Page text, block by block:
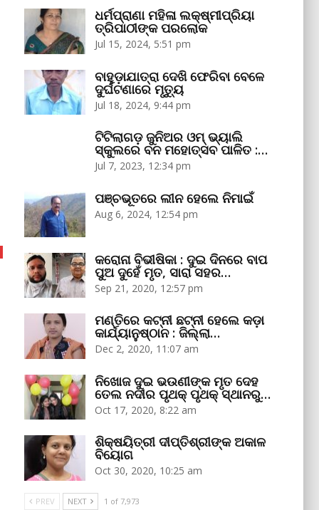
ଧର୍ମପ୍ରାଣା ମହିଳା ଲକ୍ଷ୍ମୀପ୍ରିୟା
ତ୍ରିପାଠୀଙ୍କ ପରଲୋକ
Jul 15, 2024, 5:51 pm
ବାହୁଡ଼ାଯାତ୍ରା ଦେଖି ଫେରିବା ବେଳେ
ଦୁର୍ଘଟଣାରେ ମୃତ୍ୟୁ
Jul 18, 2024, 9:44 pm
ଟିଟିଲାଗଡ଼ ଜୁନିଅର ଓମ୍‌ ଭ୍ୟାଲି
ସ୍କୁଲରେ ବନ ମହୋତ୍ସବ ପାଳିତ :…
Jul 7, 2023, 12:34 pm
ପଞ୍ଚଭୂତରେ ଲୀନ ହେଲେ ନିମାଇଁ
Aug 6, 2024, 12:54 pm
କରୋନା ବିଭୀଷିକା : ଦୁଇ ଦିନରେ ବାପ
ପୁଅ ଦୁହେଁ ମୃତ, ସାରା ସହର…
Sep 21, 2020, 12:57 pm
ମଣ୍ତିରେ କଟ୍‌ନୀ ଛଟ୍‌ନୀ ହେଲେ କଡ଼ା
କାର୍ଯ୍ୟାନୁଷ୍ଠାନ : ଜିଲ୍ଲା…
Dec 2, 2020, 11:07 am
ନିଖୋଜ ଦୁଇ ଭଉଣୀଙ୍କ ମୃତ ଦେହ
ତେଲ ନଦୀର ପୃଥକ୍‌ ପୃଥକ୍‌ ସ୍ଥାନରୁ…
Oct 17, 2020, 8:22 am
ଶିକ୍ଷୟିତ୍ରୀ ଦୀପ୍ତିଶ୍ରୀଙ୍କ ଅକାଳ
ବିୟୋଗ
Oct 30, 2020, 10:25 am
PREV NEXT 1 of 7,973